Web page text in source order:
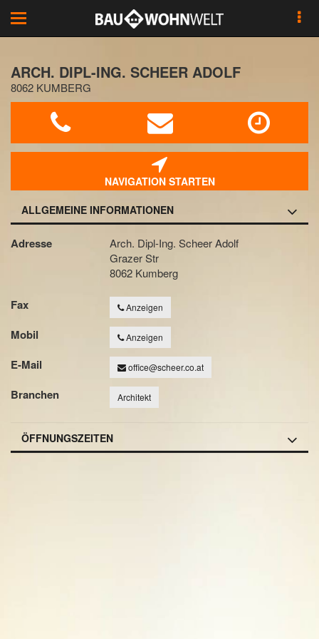
Toggle
navigation
ARCH. DIPL-ING. SCHEER ADOLF
8062 KUMBERG
NAVIGATION STARTEN
ALLGEMEINE INFORMATIONEN
Adresse
Arch. Dipl-Ing. Scheer Adolf
Grazer Str
8062 Kumberg
Fax Anzeigen
Mobil Anzeigen
E-Mail office@scheer.co.at
Branchen Architekt
ÖFFNUNGSZEITEN